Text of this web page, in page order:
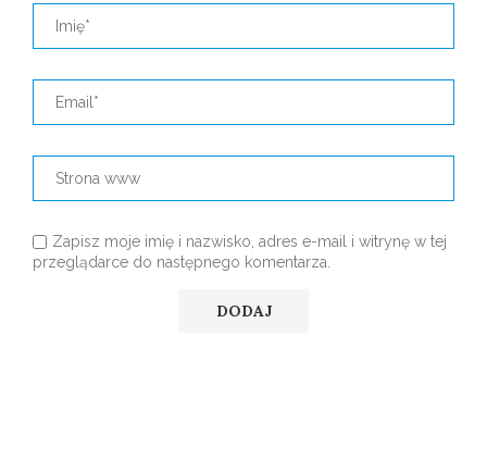
Zapisz moje imię i nazwisko, adres e-mail i witrynę w tej
przeglądarce do następnego komentarza.